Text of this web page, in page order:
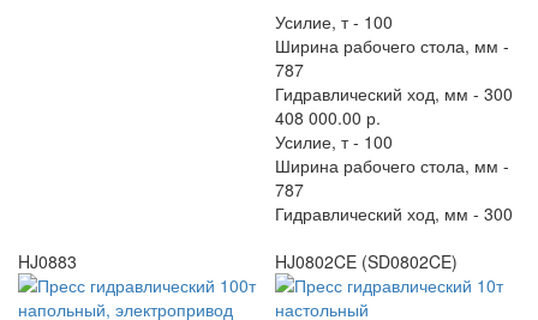
Усилие, т - 100
Ширина рабочего стола, мм -
787
Гидравлический ход, мм - 300
408 000.00 р.
Усилие, т - 100
Ширина рабочего стола, мм -
787
Гидравлический ход, мм - 300
HJ0883
HJ0802CE (SD0802CE)